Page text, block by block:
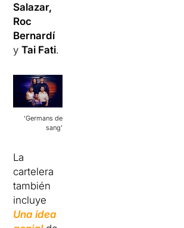
Salazar,
Roc
Bernardí
yTai Fati.
‘Germans de
sang’
La
cartelera
también
incluye
Una idea